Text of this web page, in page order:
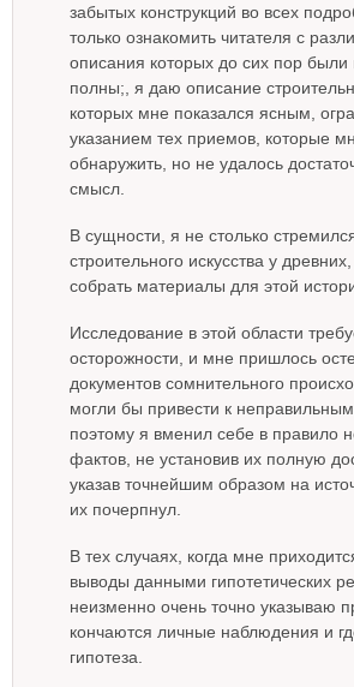
забытых конструкций во всех
только ознакомить читателя с
описания которых до сих пор были
полны;, я даю описание
которых мне показался ясным,
указанием тех приемов, которые
обнаружить, но не удалось
смысл.
В сущности, я не столько
строительного искусства у
собрать материалы для этой
Исследование в этой области
осторожности, и мне пришлось
документов сомнительного
могли бы привести к
поэтому я вменил себе в правило
фактов, не установив их полную
указав точнейшим образом на
их почерпнул.
В тех случаях, когда мне
выводы данными гипотетических
неизменно очень точно указываю
кончаются личные наблюдения и
гипотеза.